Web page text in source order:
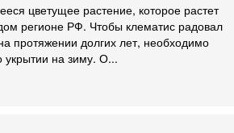
цветущее растение, которое растет
регионе РФ. Чтобы клематис радовал
протяжении долгих лет, необходимо
укрытии на зиму. О...